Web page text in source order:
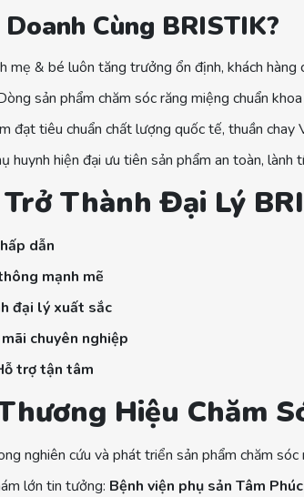
Cùng BRISTIK?
mẹ & bé luôn tăng trưởng ổn định, khách hàng
sản phẩm chăm sóc răng miệng chuẩn
đạt tiêu chuẩn chất lượng quốc tế, thuần chay
huynh hiện đại ưu tiên sản phẩm an toàn, lành
Thành Đại Lý
dẫn
mạnh mẽ
đại lý xuất sắc
chuyên nghiệp
trợ tận tâm
Hiệu Chăm
nghiên cứu và phát triển sản phẩm chăm
lớn tin tưởng: Bệnh viện phụ sản Tâm